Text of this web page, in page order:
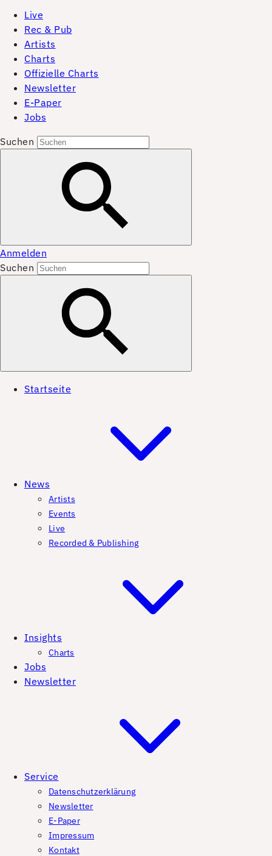
Live
Rec & Pub
Artists
Charts
Offizielle Charts
Newsletter
E-Paper
Jobs
Suchen
Anmelden
Suchen
Startseite
News
Artists
Events
Live
Recorded & Publishing
Insights
Charts
Jobs
Newsletter
Service
Datenschutzerklärung
Newsletter
E-Paper
Impressum
Kontakt